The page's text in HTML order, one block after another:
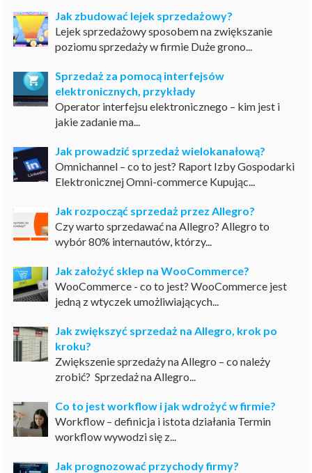
Jak zbudować lejek sprzedażowy?
Lejek sprzedażowy sposobem na zwiększanie
poziomu sprzedaży w firmie Duże grono...
Sprzedaż za pomocą interfejsów
elektronicznych, przykłady
Operator interfejsu elektronicznego – kim jest i
jakie zadanie ma...
Jak prowadzić sprzedaż wielokanałową?
Omnichannel – co to jest? Raport Izby Gospodarki
Elektronicznej Omni-commerce Kupując...
Jak rozpocząć sprzedaż przez Allegro?
Czy warto sprzedawać na Allegro? Allegro to
wybór 80% internautów, którzy...
Jak założyć sklep na WooCommerce?
WooCommerce - co to jest? WooCommerce jest
jedną z wtyczek umożliwiających...
Jak zwiększyć sprzedaż na Allegro, krok po
kroku?
Zwiększenie sprzedaży na Allegro – co należy
zrobić? Sprzedaż na Allegro...
Co to jest workflow i jak wdrożyć w firmie?
Workflow – definicja i istota działania Termin
workflow wywodzi się z...
Jak prognozować przychody firmy?